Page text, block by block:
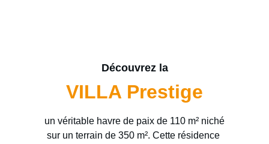
Découvrez la
VILLA Prestige
sur un terrain de 350 m². Cette résidence